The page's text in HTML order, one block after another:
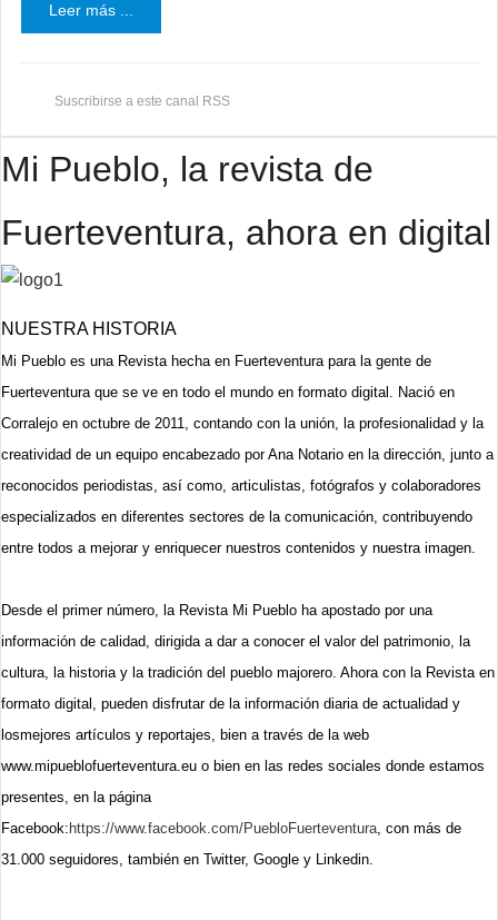
Leer más ...
Suscribirse a este canal RSS
Mi Pueblo, la revista de
Fuerteventura, ahora en digital
NUESTRA HISTORIA
Mi Pueblo es una Revista hecha en Fuerteventura para la gente de
Fuerteventura que se ve en todo el mundo en formato digital. Nació en
Corralejo en octubre de 2011, contando con la unión, la profesionalidad y la
creatividad de un equipo encabezado por Ana Notario en la dirección, junto a
reconocidos periodistas, así como, articulistas, fotógrafos y colaboradores
especializados en diferentes sectores de la comunicación, contribuyendo
entre todos a mejorar y enriquecer nuestros contenidos y nuestra imagen.
Desde el primer número, la Revista Mi Pueblo ha apostado por una
información de calidad, dirigida a dar a conocer el valor del patrimonio, la
cultura, la historia y la tradición del pueblo majorero. Ahora con la Revista en
formato digital, pueden disfrutar de la información diaria de actualidad y
losmejores artículos y reportajes, bien a través de la web
www.mipueblofuerteventura.eu o bien en las redes sociales donde estamos
presentes, en la página
Facebook: https://www.facebook.com/PuebloFuerteventura, con más de
31.000 seguidores, también en Twitter, Google y Linkedin.